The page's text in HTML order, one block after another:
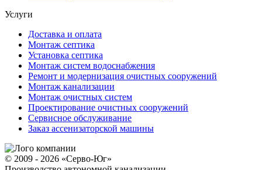
Услуги
Доставка и оплата
Монтаж септика
Установка септика
Монтаж систем водоснабжения
Ремонт и модернизация очистных сооружений
Монтаж канализации
Монтаж очистных систем
Проектирование очистных сооружений
Сервисное обслуживание
Заказ ассенизаторской машины
© 2009 - 2026 «Серво-Юг»